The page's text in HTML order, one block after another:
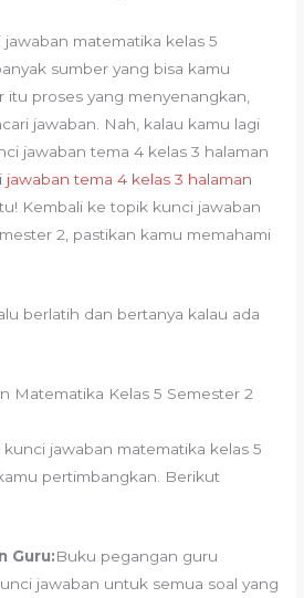
matematika kelas 5
sumber yang bisa kamu
itu proses yang menyenangkan,
jawaban. Nah, kalau kamu lagi
jawaban tema 4 kelas 3 halaman
jawaban tema 4 kelas 3 halaman
Kembali ke topik kunci jawaban
2, pastikan kamu memahami
berlatih dan bertanya kalau ada
Matematika Kelas 5 Semester 2
jawaban matematika kelas 5
pertimbangkan. Berikut
Guru:Buku pegangan guru
jawaban untuk semua soal yang